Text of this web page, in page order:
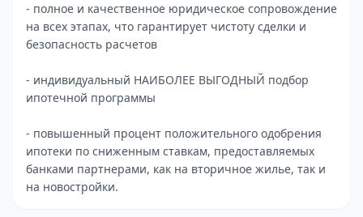
- полное и качественное юридическое сопровождение
на всех этапах, что гарантирует чистоту сделки и
безопасность расчетов
- индивидуальный НАИБОЛЕЕ ВЫГОДНЫЙ подбор
ипотечной программы
- повышенный процент положительного одобрения
ипотеки по сниженным ставкам, предоставляемых
банками партнерами, как на вторичное жилье, так и
на новостройки.